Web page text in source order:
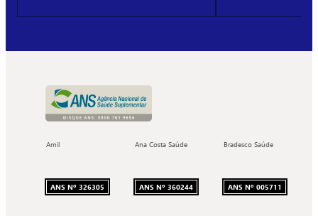
Amil
ANS Nº 326305
Ana Costa Saúde
ANS Nº 360244
Bradesco Saúde
ANS Nº 005711